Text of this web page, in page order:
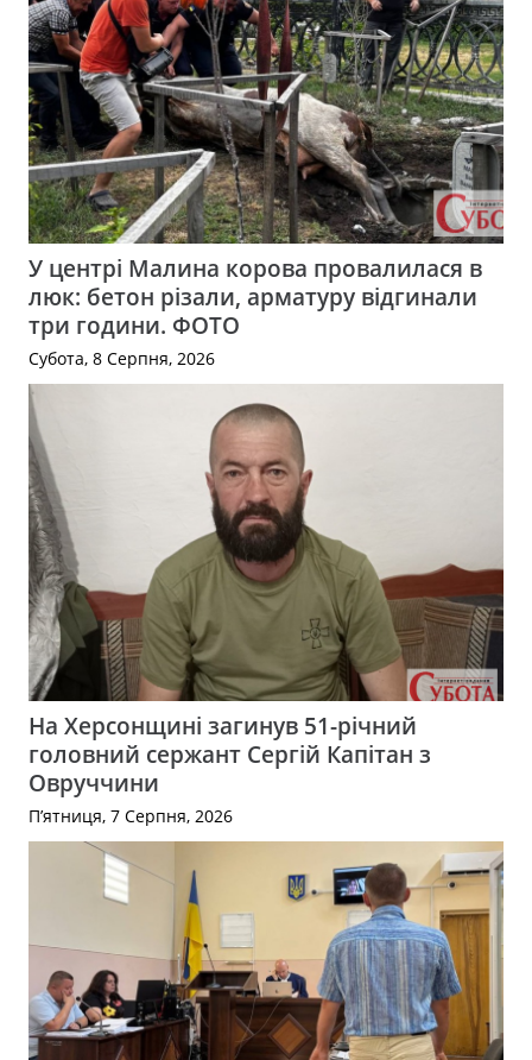
У центрі Малина корова провалилася в
люк: бетон різали, арматуру відгинали
три години. ФОТО
Субота, 8 Серпня, 2026
На Херсонщині загинув 51-річний
головний сержант Сергій Капітан з
Овруччини
П’ятниця, 7 Серпня, 2026